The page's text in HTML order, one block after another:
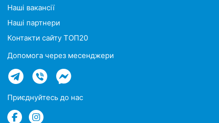
Наші вакансії
Наші партнери
Контакти сайту ТОП20
Допомога через месенджери
Приєднуйтесь до нас